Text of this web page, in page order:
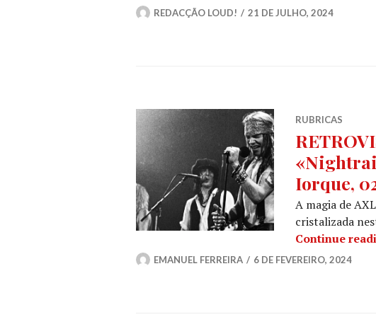
REDACÇÃO LOUD! 21 DE JULHO, 2024
RUBRICAS
Iorque,
A magia de AXL
cristalizada
Continue
EMANUEL FERREIRA 6 DE FEVEREIRO, 2024